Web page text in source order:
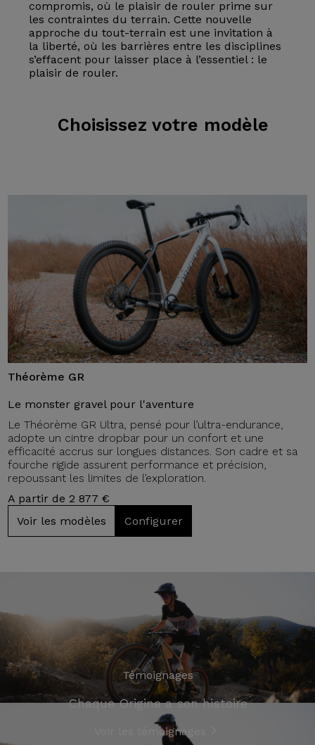
compromis, où le plaisir de rouler prime sur
les contraintes du terrain. Cette nouvelle
approche du tout-terrain est une invitation à
la liberté, où les barrières entre les disciplines
s’effacent pour laisser place à l’essentiel : le
plaisir de rouler.
Choisissez votre modèle
Théorème GR
Le monster gravel pour l'aventure
Le Théorème GR Ultra, pensé pour l’ultra-endurance,
adopte un cintre dropbar pour un confort et une
efficacité accrus sur longues distances. Son cadre et sa
fourche rigide assurent performance et précision,
repoussant les limites de l’exploration.
A partir de 2 877 €
Voir les modèles
Configurer
Témoignages
Chaque Origine a son histoire
Voir les témoignages